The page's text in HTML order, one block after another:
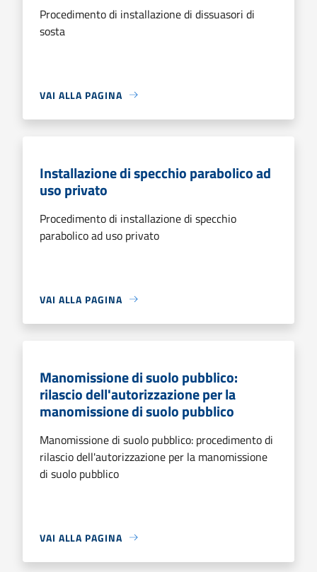
Procedimento di installazione di dissuasori di
sosta
VAI ALLA PAGINA
Installazione di specchio parabolico ad
uso privato
Procedimento di installazione di specchio
parabolico ad uso privato
VAI ALLA PAGINA
Manomissione di suolo pubblico:
rilascio dell'autorizzazione per la
manomissione di suolo pubblico
Manomissione di suolo pubblico: procedimento di
rilascio dell'autorizzazione per la manomissione
di suolo pubblico
VAI ALLA PAGINA